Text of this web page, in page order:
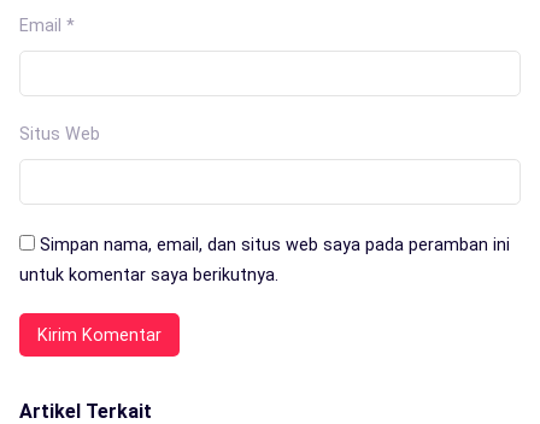
Email *
Situs Web
Simpan nama, email, dan situs web saya pada peramban ini
untuk komentar saya berikutnya.
Artikel Terkait